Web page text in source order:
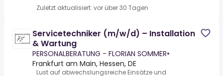
Zuletzt aktualisiert: vor über 30 Tagen
Servicetechniker (m/w/d) – Installation
& Wartung
PERSONALBERATUNG - FLORIAN SOMMER•
Frankfurt am Main, Hessen, DE
Lust auf abwechslungsreiche Einsätze und